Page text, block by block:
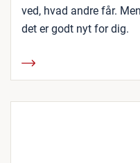
ved, hvad andre får.
det er godt nyt for dig.